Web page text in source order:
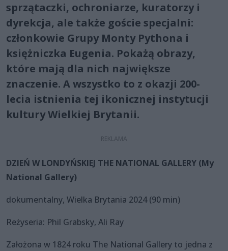
sprzątaczki, ochroniarze, kuratorzy i
dyrekcja, ale także goście specjalni:
członkowie Grupy Monty Pythona i
księżniczka Eugenia. Pokażą obrazy,
które mają dla nich największe
znaczenie. A wszystko to z okazji 200-
lecia istnienia tej ikonicznej instytucji
kultury Wielkiej Brytanii.
DZIEŃ W LONDYŃSKIEJ THE NATIONAL GALLERY (My
National Gallery)
dokumentalny, Wielka Brytania 2024 (90 min)
Reżyseria: Phil Grabsky, Ali Ray
Założona w 1824 roku The National Gallery to jedna z